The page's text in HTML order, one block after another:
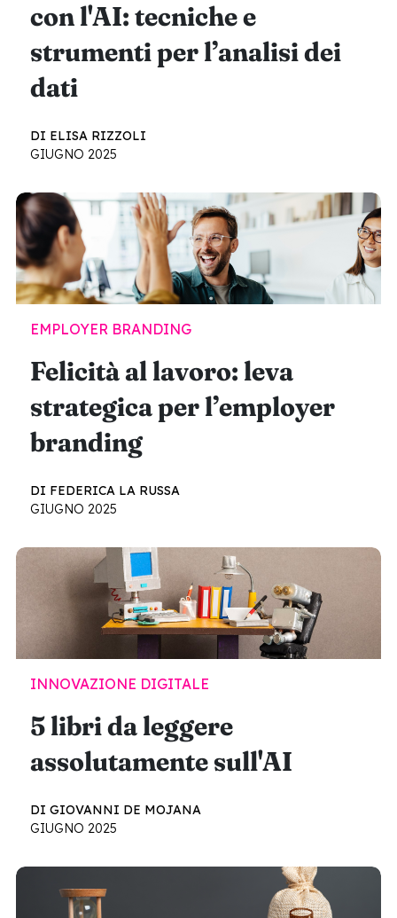
con l'AI: tecniche e
strumenti per l’analisi dei
dati
DI ELISA RIZZOLI
GIUGNO 2025
EMPLOYER BRANDING
Felicità al lavoro: leva
strategica per l’employer
branding
DI FEDERICA LA RUSSA
GIUGNO 2025
INNOVAZIONE DIGITALE
5 libri da leggere
assolutamente sull'AI
DI GIOVANNI DE MOJANA
GIUGNO 2025